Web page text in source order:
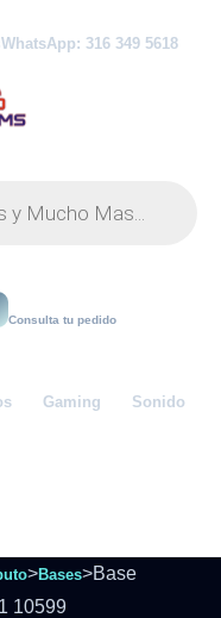
WhatsApp: 316 349 5618
Consulta tu pedido
Gaming Sonido
>Bases>Base
10599